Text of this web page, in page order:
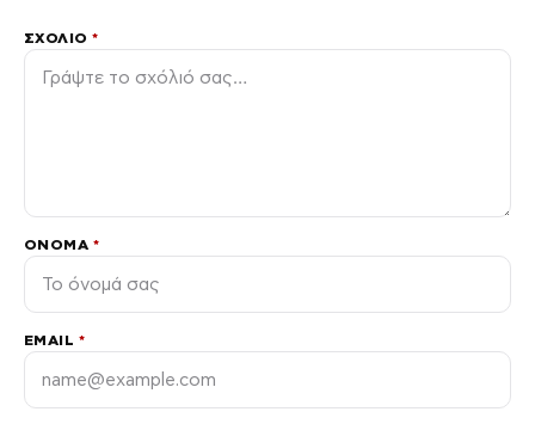
ΣΧΌΛΙΟ*
ΌΝΟΜΑ *
EMAIL *